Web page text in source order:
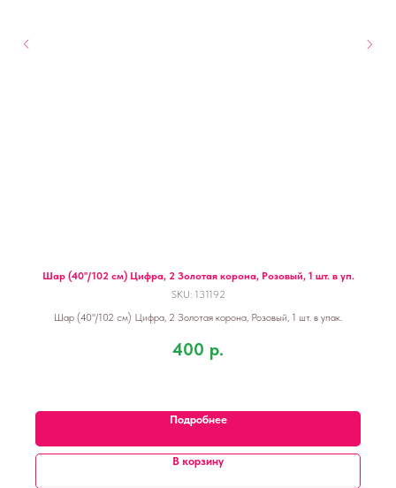
Шар (40''/102 см) Цифра, 2 Золотая корона, Розовый, 1 шт. в уп.
SKU: 131192
Шар (40''/102 см) Цифра, 2 Золотая корона, Розовый, 1 шт. в упак.
400 р.
Подробнее
В корзину